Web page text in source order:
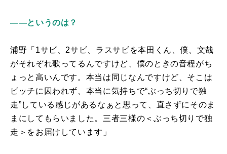
――というのは？
浦野「 1サビ、 2サビ、ラスサビを本田くん、僕、文哉
がそれぞれ歌ってるんですけど、僕のときの音程がち
ょっと高いんです。本当は同じなんですけど、そこは
ピッチに囚われず、本当に気持ちで“ぶっち切りで独
走”している感じがあるなぁと思って、直さずにそのま
まにしてもらいました。三者三様の＜ぶっち切りで独
走＞をお届けしています」